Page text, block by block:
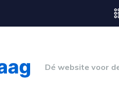
Dé website voor